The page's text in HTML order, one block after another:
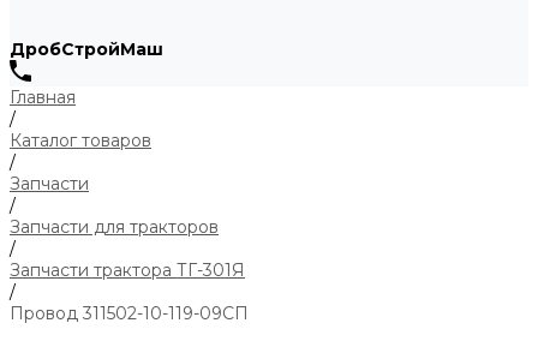
ДробСтройМаш
Главная
/
Каталог товаров
/
Запчасти
/
Запчасти для тракторов
/
Запчасти трактора ТГ-301Я
/
Провод 311502-10-119-09СП